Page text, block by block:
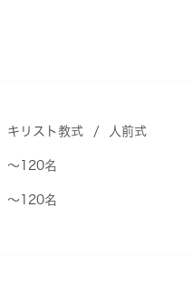
キリスト教式 人前式
～120名
～120名